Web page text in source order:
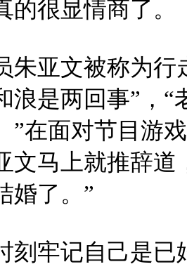
的很显情商了。
朱亚文被称为行
浪是两回事”，
”在面对节目游
文马上就推辞道
婚了。”
刻牢记自己是已